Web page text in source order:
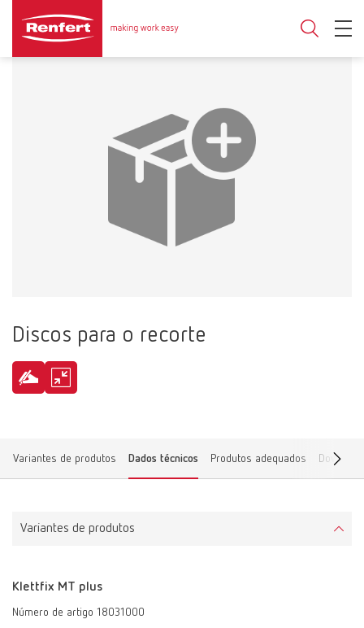
Discos para o recorte
Variantes de produtos Dados técnicos Produtos adequados
Variantes de produtos
Klettfix MT plus
Número de artigo 18031000